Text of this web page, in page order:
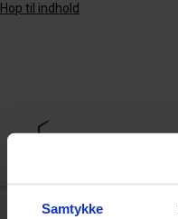
Samtykke
Hop til indhold